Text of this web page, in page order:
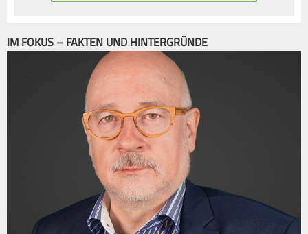
IM FOKUS – FAKTEN UND HINTERGRÜNDE